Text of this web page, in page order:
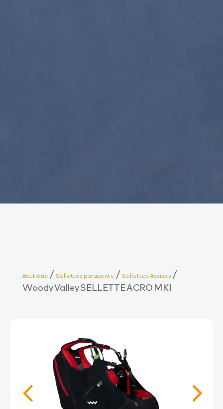
Boutique /Sellettes parapente /Sellettes Assises/
Woody Valley SELLETTE ACRO MK1